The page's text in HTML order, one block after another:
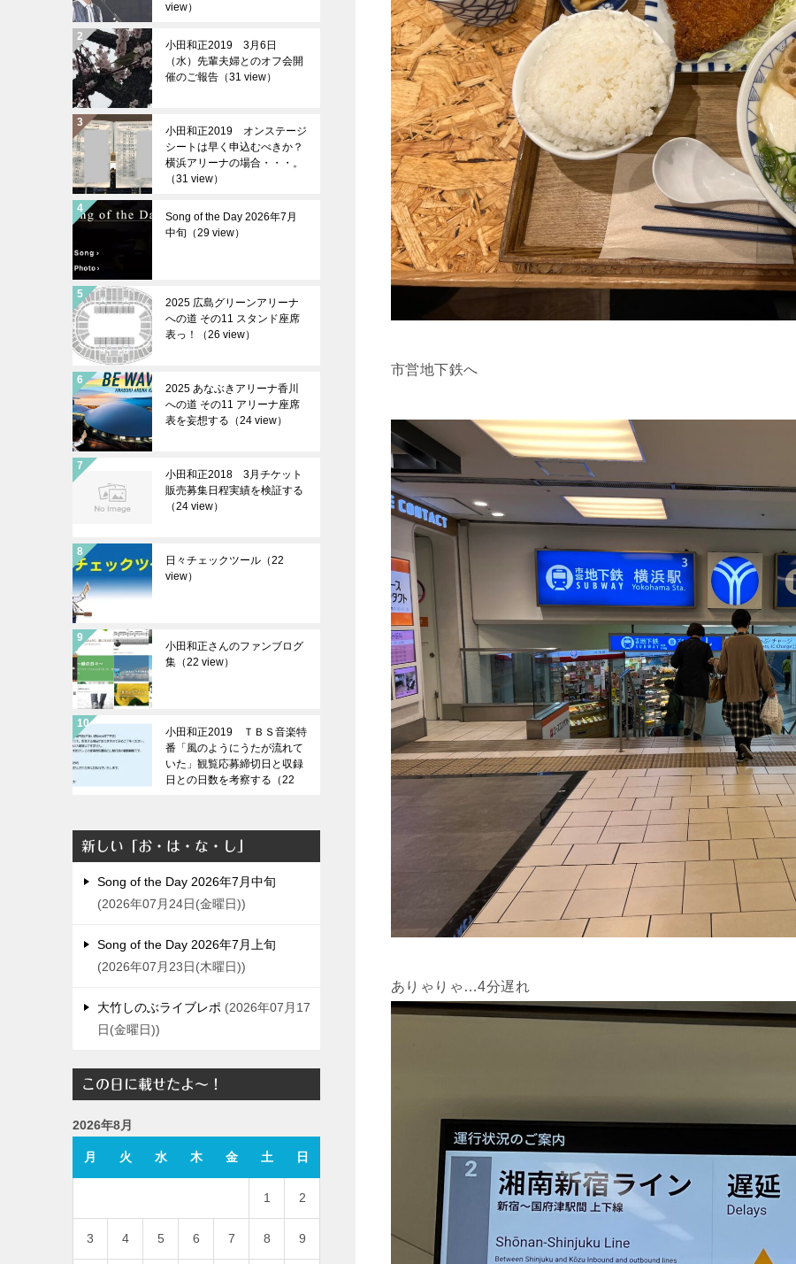
市営地下鉄へ
ありゃりゃ…4分遅れ
view）
小田和正2019 3月6日
（水）先輩夫婦とのオフ会開
催のご報告（31 view）
小田和正2019 オンステージ
シートは早く申込むべきか？
横浜アリーナの場合・・・。
（31 view）
Song of the Day 2026年7月
中旬（29 view）
2025 広島グリーンアリーナ
への道 その11 スタンド座席
表っ！（26 view）
2025 あなぶきアリーナ香川
への道 その11 アリーナ座席
表を妄想する（24 view）
小田和正2018 3月チケット
販売募集日程実績を検証する
（24 view）
日々チェックツール（22
view）
小田和正さんのファンブログ
集（22 view）
小田和正2019 ＴＢＳ音楽特
番「風のようにうたが流れて
いた」観覧応募締切日と収録
日との日数を考察する（22
新しい「お・は・な・し」
Song of the Day 2026年7月中旬
2026年07月24日(金曜日)
Song of the Day 2026年7月上旬
2026年07月23日(木曜日)
大竹しのぶライブレポ
2026年07月17
日(金曜日)
この日に載せたよ～！
2026年8月
月 火 水 木 金 土 日
1 2
3 4 5 6 7 8 9